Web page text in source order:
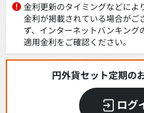
金利更新のタイミングなどによ
金利が掲載されている場合がご
ず、インターネットバンキング
適用金利をご確認ください。
円外貨セット定期の
ログ